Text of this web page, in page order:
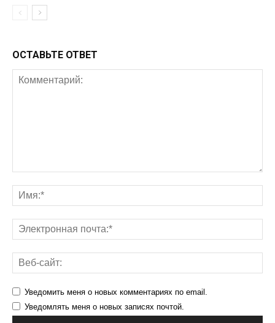
ОСТАВЬТЕ ОТВЕТ
Уведомить меня о новых комментариях по email.
Уведомлять меня о новых записях почтой.